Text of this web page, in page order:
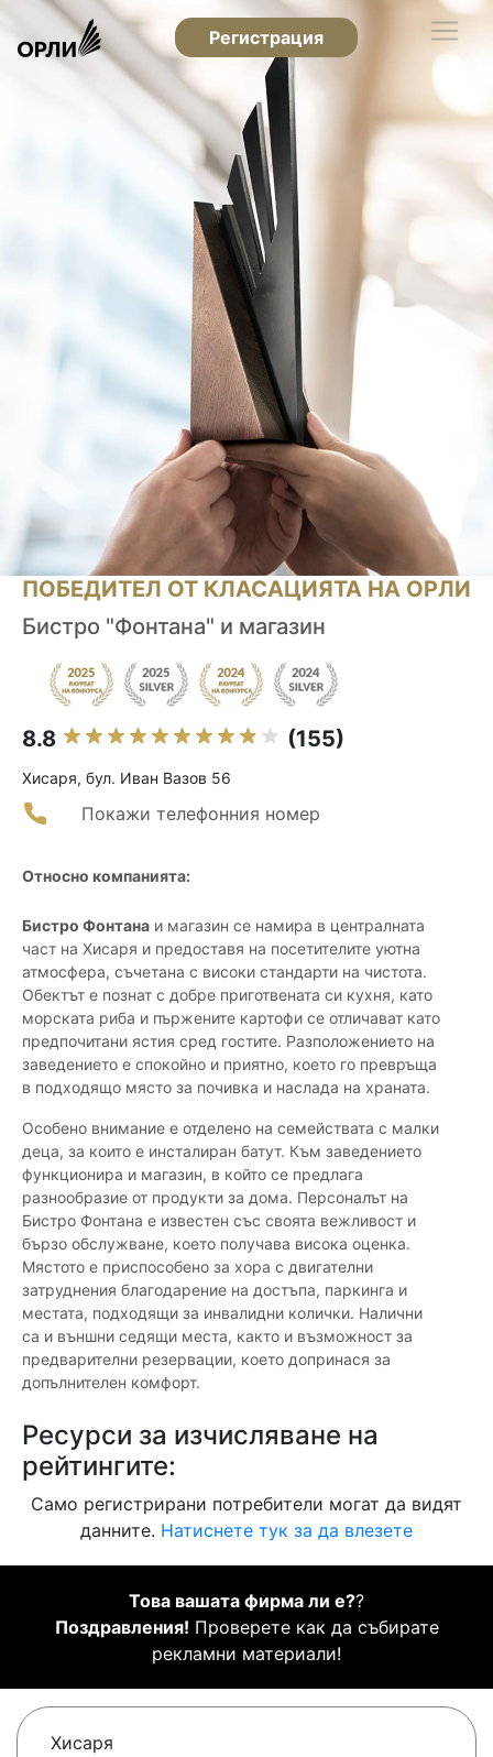
Регистрация
ПОБЕДИТЕЛ ОТ КЛАСАЦИЯТА НА ОРЛИ
Бистро "Фонтана" и магазин
8.8 (155)
Хисаря, бул. Иван Вазов 56
Покажи телефонния номер
Относно компанията:
Бистро Фонтана и магазин се намира в централната
част на Хисаря и предоставя на посетителите уютна
атмосфера, съчетана с високи стандарти на чистота.
Обектът е познат с добре приготвената си кухня, като
морската риба и пържените картофи се отличават като
предпочитани ястия сред гостите. Разположението на
заведението е спокойно и приятно, което го превръща
в подходящо място за почивка и наслада на храната.
Особено внимание е отделено на семействата с малки
деца, за които е инсталиран батут. Към заведението
функционира и магазин, в който се предлага
разнообразие от продукти за дома. Персоналът на
Бистро Фонтана е известен със своята вежливост и
бързо обслужване, което получава висока оценка.
Мястото е приспособено за хора с двигателни
затруднения благодарение на достъпа, паркинга и
местата, подходящи за инвалидни колички. Налични
са и външни седящи места, както и възможност за
предварителни резервации, което допринася за
допълнителен комфорт.
Ресурси за изчисляване на
рейтингите:
Само регистрирани потребители могат да видят
данните. Натиснете тук за да влезете
Това вашата фирма ли е??
Поздравления! Проверете как да събирате
рекламни материали!
Хисаря